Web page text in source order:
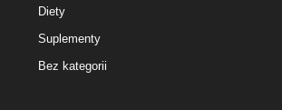
Diety
Suplementy
Bez kategorii